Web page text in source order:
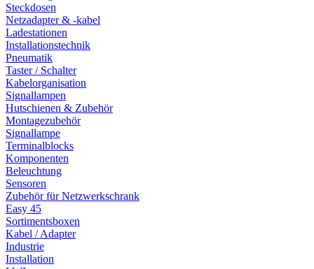
Steckdosen
Netzadapter & -kabel
Ladestationen
Installationstechnik
Pneumatik
Taster / Schalter
Kabelorganisation
Signallampen
Hutschienen & Zubehör
Montagezubehör
Signallampe
Terminalblocks
Komponenten
Beleuchtung
Sensoren
Zubehör für Netzwerkschrank
Easy 45
Sortimentsboxen
Kabel / Adapter
Industrie
Installation